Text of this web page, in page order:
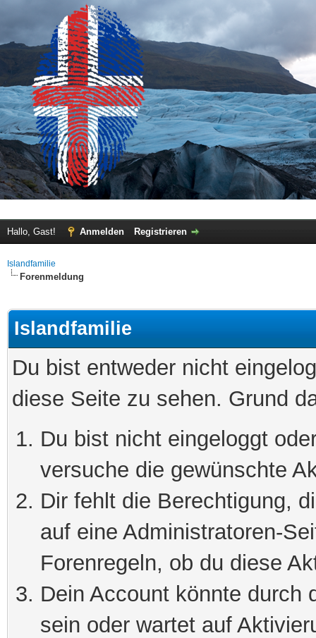
Hallo, Gast! Anmelden Registrieren
Islandfamilie
Forenmeldung
Islandfamilie
Du bist entweder nicht
diese Seite zu sehen. Grund
Du bist nicht eingeloggt
versuche die gewünschte
Dir fehlt die Berechtigung,
auf eine Administratoren-
Forenregeln, ob du diese
Dein Account könnte durch
sein oder wartet auf